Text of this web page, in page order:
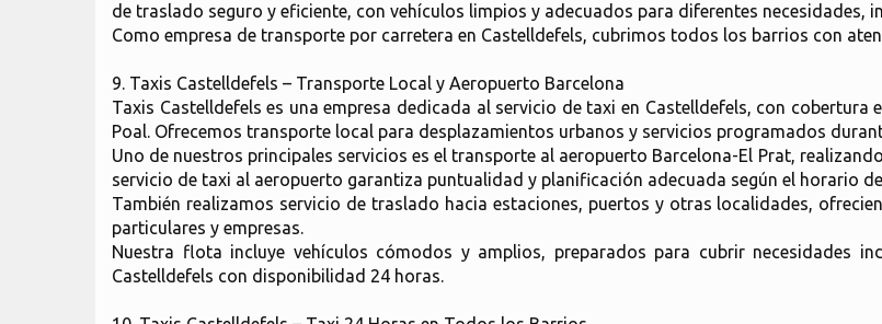
de traslado seguro y eficiente, con vehículos limpios y adecuados para diferentes necesidades,
Como empresa de transporte por carretera en Castelldefels, cubrimos todos los barrios con
9. Taxis Castelldefels – Transporte Local y Aeropuerto Barcelona
Taxis Castelldefels es una empresa dedicada al servicio de taxi en Castelldefels, con cobertura
Poal. Ofrecemos transporte local para desplazamientos urbanos y servicios programados
Uno de nuestros principales servicios es el transporte al aeropuerto Barcelona-El Prat,
servicio de taxi al aeropuerto garantiza puntualidad y planificación adecuada según el horario
También realizamos servicio de traslado hacia estaciones, puertos y otras localidades,
particulares y empresas.
Nuestra flota incluye vehículos cómodos y amplios, preparados para cubrir necesidades
Castelldefels con disponibilidad 24 horas.